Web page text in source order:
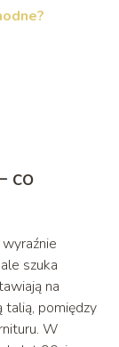
co
szuka
na
talią, pomiędzy
W